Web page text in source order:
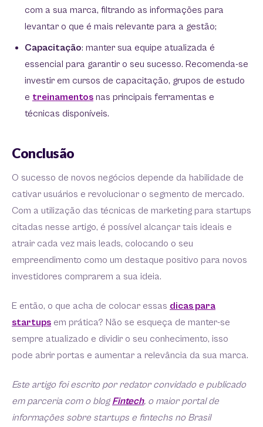
com a sua marca, filtrando as informações para
levantar o que é mais relevante para a gestão;
Capacitação: manter sua equipe atualizada é
essencial para garantir o seu sucesso. Recomenda-se
investir em cursos de capacitação, grupos de estudo
e treinamentos nas principais ferramentas e
técnicas disponíveis.
Conclusão
O sucesso de novos negócios depende da habilidade de
cativar usuários e revolucionar o segmento de mercado.
Com a utilização das técnicas de marketing para startups
citadas nesse artigo, é possível alcançar tais ideais e
atrair cada vez mais leads, colocando o seu
empreendimento como um destaque positivo para novos
investidores comprarem a sua ideia.
E então, o que acha de colocar essas dicas para
startups em prática? Não se esqueça de manter-se
sempre atualizado e dividir o seu conhecimento, isso
pode abrir portas e aumentar a relevância da sua marca.
Este artigo foi escrito por redator convidado e publicado
em parceria com o blogFintech, o maior portal de
informações sobre startups e fintechs no Brasil